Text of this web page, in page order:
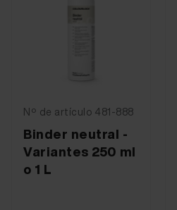
Nº de artículo 481-888
Binder neutral -
Variantes 250 ml
o 1 L